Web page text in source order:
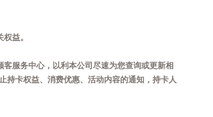
益。
服务中心，以利本公司尽速为您查询或更新相
持卡权益、消费优惠、活动内容的通知，持卡人